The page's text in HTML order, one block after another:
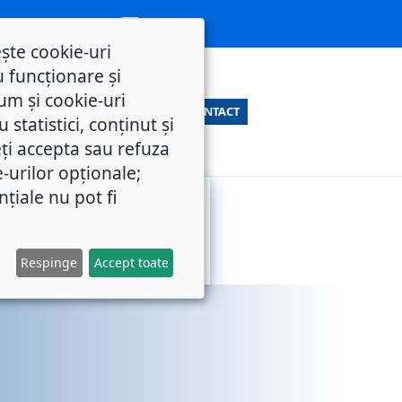
CONTACT
cookie-uri
funcționare și
și cookie-uri
statistici, conținut și
accepta sau refuza
urilor opționale;
nu pot fi
Respinge Accept toate